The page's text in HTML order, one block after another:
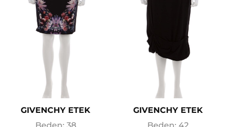
GIVENCHY ETEK
GIVENCHY ETEK